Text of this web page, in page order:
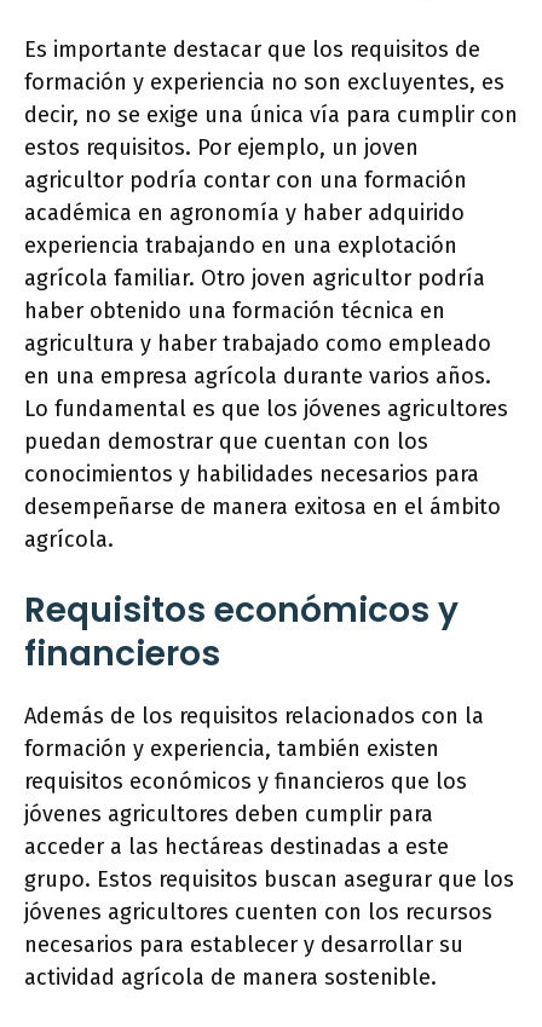
Es importante destacar que los requisitos de
formación y experiencia no son excluyentes, es
decir, no se exige una única vía para cumplir con
estos requisitos. Por ejemplo, un joven
agricultor podría contar con una formación
académica en agronomía y haber adquirido
experiencia trabajando en una explotación
agrícola familiar. Otro joven agricultor podría
haber obtenido una formación técnica en
agricultura y haber trabajado como empleado
en una empresa agrícola durante varios años.
Lo fundamental es que los jóvenes agricultores
puedan demostrar que cuentan con los
conocimientos y habilidades necesarios para
desempeñarse de manera exitosa en el ámbito
agrícola.
Requisitos económicos y
financieros
Además de los requisitos relacionados con la
formación y experiencia, también existen
requisitos económicos y financieros que los
jóvenes agricultores deben cumplir para
acceder a las hectáreas destinadas a este
grupo. Estos requisitos buscan asegurar que los
jóvenes agricultores cuenten con los recursos
necesarios para establecer y desarrollar su
actividad agrícola de manera sostenible.